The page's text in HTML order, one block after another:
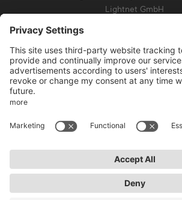
Lightnet GmbH
info@lightnet.de
Política de privacidad
Condiciones de la garantía
Accesibilidad